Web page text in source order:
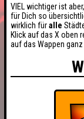
VIEL wichtiger ist
für Dich so
wirklich füralle
Klick auf das X oben
auf das Wappen